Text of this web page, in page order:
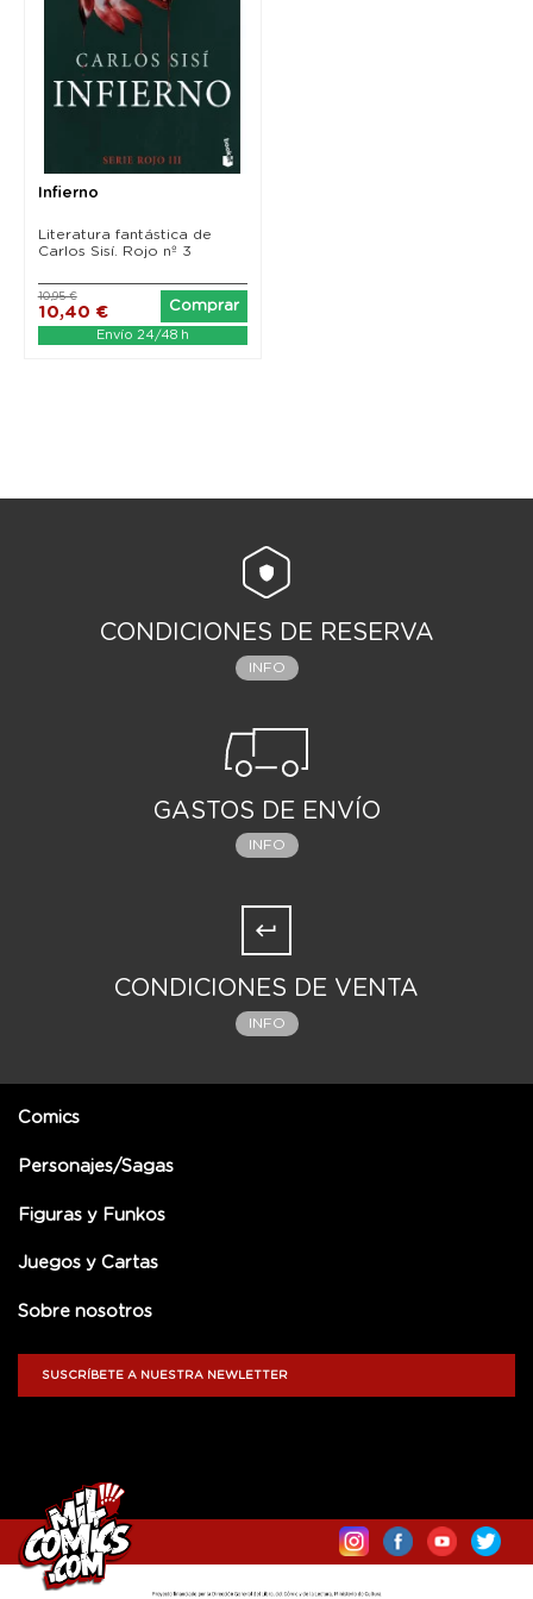
Infierno
Literatura fantástica de
Carlos Sisí. Rojo nº 3
10,40 €
10,95 €
Comprar
Envío 24/48 h
CONDICIONES DE RESERVA
INFO
GASTOS DE ENVÍO
INFO
CONDICIONES DE VENTA
INFO
Comics
Personajes/Sagas
Figuras y Funkos
Juegos y Cartas
Sobre nosotros
SUSCRÍBETE A NUESTRA NEWLETTER